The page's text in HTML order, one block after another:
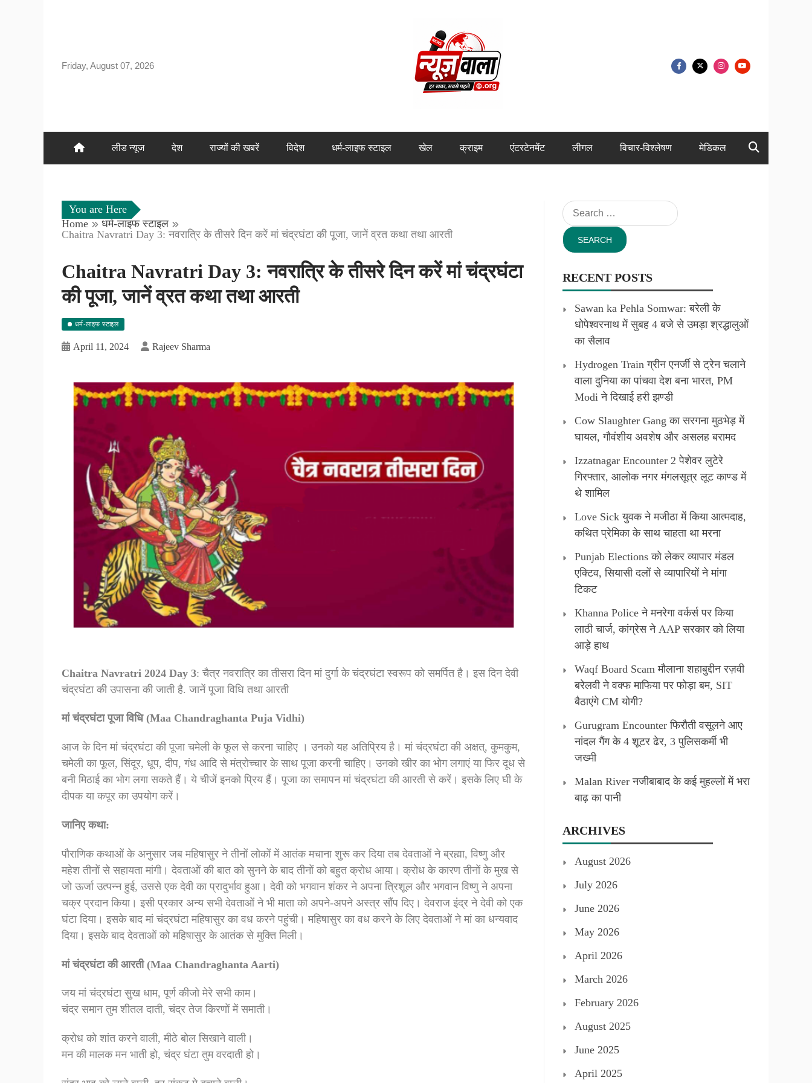
Friday, August 07, 2026
लीड न्यूज देश राज्यों की खबरें विदेश धर्म-लाइफ स्टाइल खेल क्राइम एंटरटेनमेंट लीगल विचार-विश्लेषण मेडिकल
You are Here
Home
धर्म-लाइफ स्टाइल
Chaitra Navratri Day 3: नवरात्रि के तीसरे दिन करें मां चंद्रघंटा की पूजा, जानें व्रत कथा तथा आरती
Chaitra Navratri Day 3: नवरात्रि के तीसरे दिन करें मां चंद्रघंटा
की पूजा, जानें व्रत कथा तथा आरती
धर्म-लाइफ स्टाइल
April 11, 2024 Rajeev Sharma
Chaitra Navratri 2024 Day 3: चैत्र नवरात्रि का तीसरा दिन मां दुर्गा के चंद्रघंटा स्वरूप को समर्पित है। इस दिन देवी
चंद्रघंटा की उपासना की जाती है. जानें पूजा विधि तथा आरती
मां चंद्रघंटा पूजा विधि (Maa Chandraghanta Puja Vidhi)
आज के दिन मां चंद्रघंटा की पूजा चमेली के फूल से करना चाहिए । उनको यह अतिप्रिय है। मां चंद्रघंटा की अक्षत्, कुमकुम,
चमेली का फूल, सिंदूर, धूप, दीप, गंध आदि से मंत्रोच्चार के साथ पूजा करनी चाहिए। उनको खीर का भोग लगाएं या फिर दूध से
बनी मिठाई का भोग लगा सकते हैं। ये चीजें इनको प्रिय हैं। पूजा का समापन मां चंद्रघंटा की आरती से करें। इसके लिए घी के
दीपक या कपूर का उपयोग करें।
जानिए कथा:
पौराणिक कथाओं के अनुसार जब महिषासुर ने तीनों लोकों में आतंक मचाना शुरू कर दिया तब देवताओं ने ब्रह्मा, विष्णु और
महेश तीनों से सहायता मांगी। देवताओं की बात को सुनने के बाद तीनों को बहुत क्रोध आया। क्रोध के कारण तीनों के मुख से
जो ऊर्जा उत्पन्न हुई, उससे एक देवी का प्रादुर्भाव हुआ। देवी को भगवान शंकर ने अपना त्रिशूल और भगवान विष्णु ने अपना
चक्र प्रदान किया। इसी प्रकार अन्य सभी देवताओं ने भी माता को अपने-अपने अस्त्र सौंप दिए। देवराज इंद्र ने देवी को एक
घंटा दिया। इसके बाद मां चंद्रघंटा महिषासुर का वध करने पहुंची। महिषासुर का वध करने के लिए देवताओं ने मां का धन्यवाद
दिया। इसके बाद देवताओं को महिषासुर के आतंक से मुक्ति मिली।
मां चंद्रघंटा की आरती (Maa Chandraghanta Aarti)
जय मां चंद्रघंटा सुख धाम, पूर्ण कीजो मेरे सभी काम।
चंद्र समान तुम शीतल दाती, चंद्र तेज किरणों में समाती।
क्रोध को शांत करने वाली, मीठे बोल सिखाने वाली।
मन की मालक मन भाती हो, चंद्र घंटा तुम वरदाती हो।
Search
for:
RECENT POSTS
Sawan ka Pehla Somwar: बरेली के
धोपेश्वरनाथ में सुबह 4 बजे से उमड़ा श्रद्धालुओं
का सैलाव
Hydrogen Train ग्रीन एनर्जी से ट्रेन चलाने
वाला दुनिया का पांचवा देश बना भारत, PM
Modi ने दिखाई हरी झण्डी
Cow Slaughter Gang का सरगना मुठभेड़ में
घायल, गौवंशीय अवशेष और असलह बरामद
Izzatnagar Encounter 2 पेशेवर लुटेरे
गिरफ्तार, आलोक नगर मंगलसूत्र लूट काण्‍ड में
थे शामिल
Love Sick युवक ने मजीठा में किया आत्मदाह,
कथित प्रेमिका के साथ चाहता था मरना
Punjab Elections को लेकर व्यापार मंडल
एक्टिव, सियासी दलों से व्यापारियों ने मांगा
टिकट
Khanna Police ने मनरेगा वर्कर्स पर किया
लाठी चार्ज, कांग्रेस ने AAP सरकार को लिया
आड़े हाथ
Waqf Board Scam मौलाना शहाबुद्दीन रज़वी
बरेलवी ने वक्फ माफिया पर फोड़ा बम, SIT
बैठाएंगे CM योगी?
Gurugram Encounter फिरौती वसूलने आए
नांदल गैंग के 4 शूटर ढेर, 3 पुलिसकर्मी भी
जख्मी
Malan River नजीबाबाद के कई मुहल्लों में भरा
बाढ़ का पानी
ARCHIVES
August 2026
July 2026
June 2026
May 2026
April 2026
March 2026
February 2026
August 2025
June 2025
April 2025